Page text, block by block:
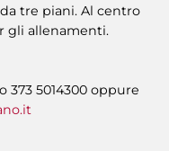
tre piani. Al centro
gli allenamenti.
373 5014300 oppure